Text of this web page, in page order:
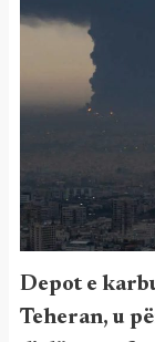
Depot e
Teheran, u